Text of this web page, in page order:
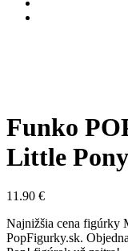
Funko
Little
11.90 €
Najnižšia cena figúrky
PopFigurky.sk.